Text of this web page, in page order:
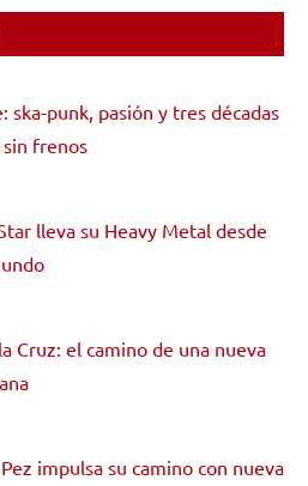
ska-punk, pasión y tres décadas
frenos
lleva su Heavy Metal desde
Cruz: el camino de una nueva
impulsa su camino con nueva